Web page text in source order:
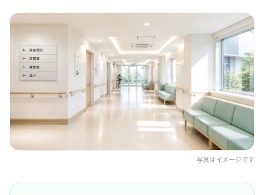
写真はイメージです